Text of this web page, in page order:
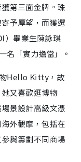
第三面金牌。珠
予厚望，而獲選
）畢業生陳詠琪
名「實力擔當」。
Hello Kitty，故
又喜歡逛博物
景設計高級文憑
外觀摩，包括在
與籌劃不同商場